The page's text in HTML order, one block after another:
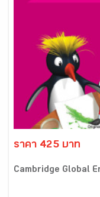
ราคา 425 บาท
Cambridge Global